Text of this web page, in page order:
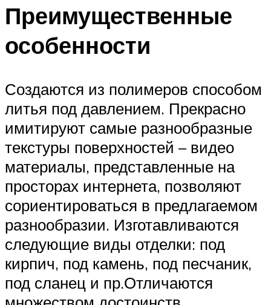
Преимущественные
особенности
Создаются из полимеров способом
литья под давлением. Прекрасно
имитируют самые разнообразные
текстуры поверхностей – видео
материалы, представленные на
просторах интернета, позволяют
сориентироваться в предлагаемом
разнообразии. Изготавливаются
следующие виды отделки: под
кирпич, под камень, под песчаник,
под сланец и пр.Отличаются